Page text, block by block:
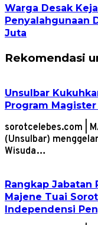
Warga Desak
Penyalahgunaan
Juta
Rekomendasi
Unsulbar
Program
sorotcelebes.com |
(Unsulbar)
Wisuda…
Rangkap Jabatan
Majene Tuai
Independensi